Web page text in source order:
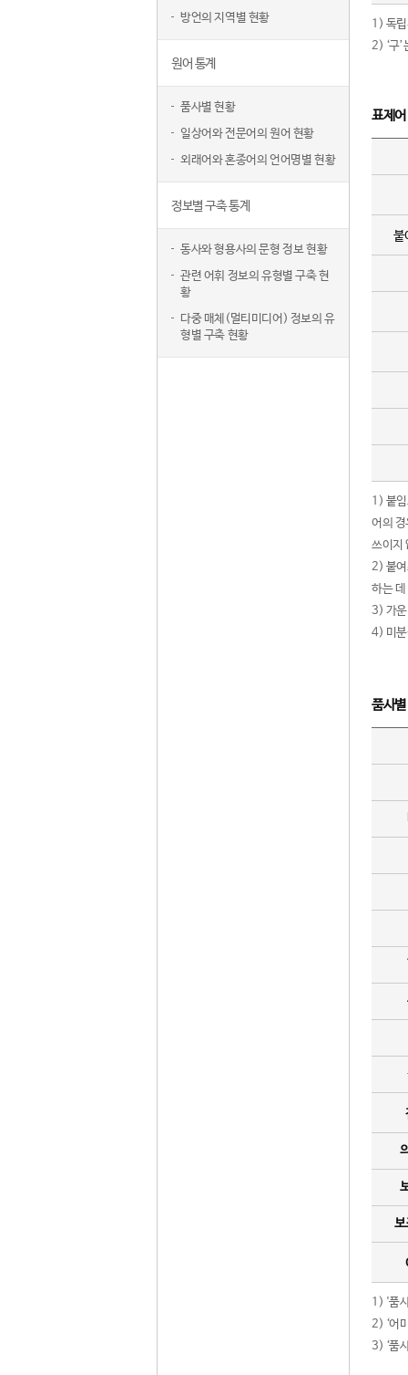
방언의 지역별 현황
원어 통계
품사별 현황
일상어와 전문어의 원어 현황
외래어와 혼종어의 언어명별 현황
정보별 구축 통계
동사와 형용사의 문형 정보 현황
관련 어휘 정보의 유형별 구축 현
황
다중 매체(멀티미디어) 정보의 유
형별 구축 현황
1) 독립
2) ‘구
표제
붙
1) 붙
어의
쓰이지
2) 붙여
하는
3) 가운
4) 미분
품사
보
1) '품
2) ‘어
3) ‘품